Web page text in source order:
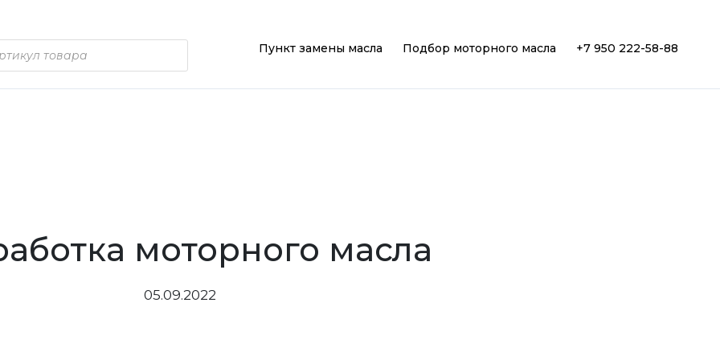
Пункт замены масла Подбор моторного масла +7 950 222-58-88
моторного масла
05.09.2022